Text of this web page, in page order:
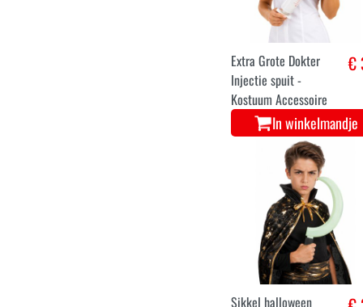
Extra Grote Dokter
Injectie spuit -
Kostuum Accessoire
€
In winkelmandje
Sikkel halloween